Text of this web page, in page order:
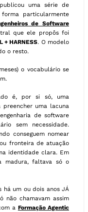
uma série de
particularmente
de Software
que ele propôs foi
+ HARNESS. O modelo
o resto.
o vocabulário se
é, por si só, uma
uma lacuna
de software
sem necessidade.
conseguem nomear
fronteira de atuação
identidade clara. Em
madura, faltava só o
há um ou dois anos JÁ
não chamavam assim
a Formação Agentic